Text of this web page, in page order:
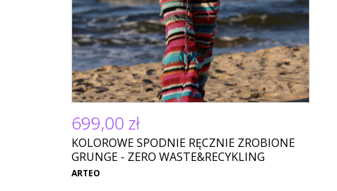
699,00 zł
KOLOROWE SPODNIE RĘCZNIE ZROBIONE
GRUNGE - ZERO WASTE&RECYKLING
ARTEO